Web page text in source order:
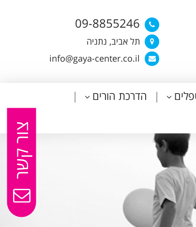
09-8855246
תל אביב, נתניה
info@gaya-center.co.il
הדרכת הורים
צור קשר